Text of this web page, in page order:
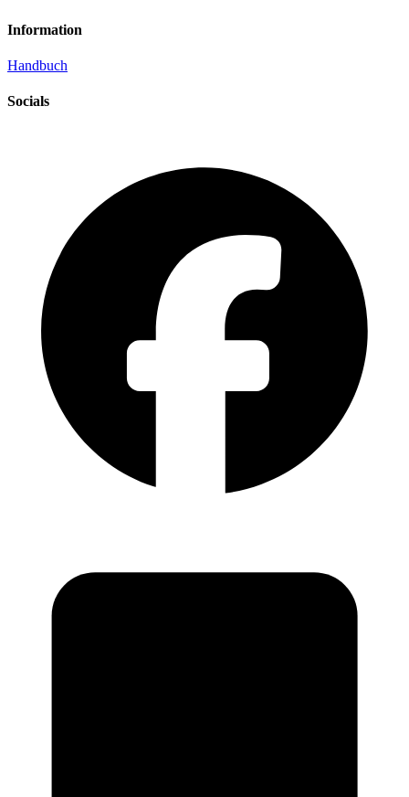
Information
Handbuch
Socials